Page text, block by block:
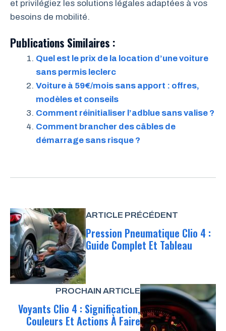
et privilégiez les solutions légales adaptées à vos
besoins de mobilité.
Publications Similaires :
Quel est le prix de la location d’une voiture
sans permis leclerc
Voiture à 59€/mois sans apport : offres,
modèles et conseils
Comment réinitialiser l’adblue sans valise ?
Comment brancher des câbles de
démarrage sans risque ?
ARTICLE PRÉCÉDENT
Pression Pneumatique Clio 4 :
Guide Complet Et Tableau
PROCHAIN ARTICLE
Voyants Clio 4 : Signification,
Couleurs Et Actions À Faire